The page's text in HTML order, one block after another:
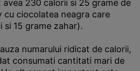
230 calorii si 25 grame de
cu ciocolatea neagra care
si 15 grame zahar).
numarului ridicat de calorii,
consumati cantitati mari de